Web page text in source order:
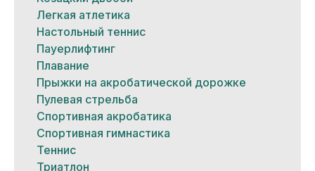
Легкая атлетика
Настольный теннис
Пауерлифтинг
Плавание
Прыжки на акробатической дорожке
Пулевая стрельба
Спортивная акробатика
Спортивная гимнастика
Теннис
Триатлон